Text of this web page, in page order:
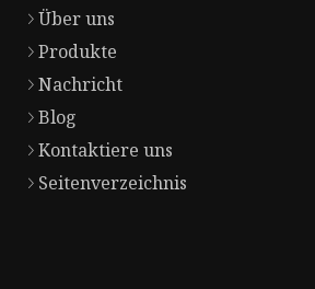
Über uns
Produkte
Nachricht
Blog
Kontaktiere uns
Seitenverzeichnis